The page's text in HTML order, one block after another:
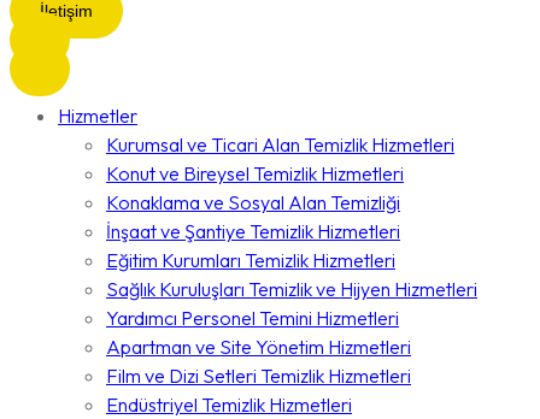
İletişim
Hizmetler
Kurumsal ve Ticari Alan Temizlik Hizmetleri
Konut ve Bireysel Temizlik Hizmetleri
Konaklama ve Sosyal Alan Temizliği
İnşaat ve Şantiye Temizlik Hizmetleri
Eğitim Kurumları Temizlik Hizmetleri
Sağlık Kuruluşları Temizlik ve Hijyen Hizmetleri
Yardımcı Personel Temini Hizmetleri
Apartman ve Site Yönetim Hizmetleri
Film ve Dizi Setleri Temizlik Hizmetleri
Endüstriyel Temizlik Hizmetleri